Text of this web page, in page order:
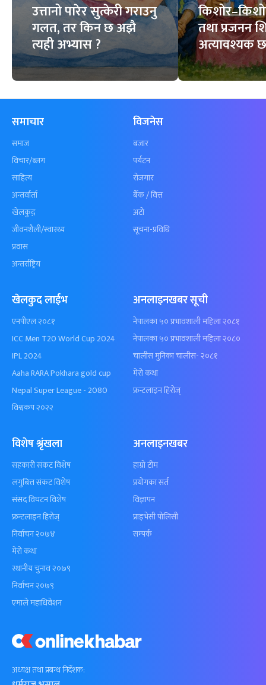
उत्तानो पारेर सुत्केरी गराउनु
गलत, तर किन छ अझै
त्यही अभ्यास ?
तथा प्रजनन
अत्यावश्यक
अध्यक्ष तथा प्रबन्ध निर्देशक:
समाचार
समाज
विचार/ब्लग
साहित्य
अन्तर्वार्ता
खेलकुद़़
जीवनशैली/स्वास्थ्य
प्रवास
अन्तर्राष्ट्रिय
विजनेस
बजार
पर्यटन
रोजगार
बैँक / वित्त
अटो
सूचना-प्रविधि
खेलकुद लाईभ
एनपीएल २०८१
ICC Men T20 World Cup 2024
IPL 2024
Aaha RARA Pokhara gold cup
Nepal Super League - 2080
विश्वकप २०२२
अनलाइनखबर सूची
नेपालका ५० प्रभावशाली महिला २०८१
नेपालका ५० प्रभावशाली महिला २०८०
चालीस मुनिका चालीस- २०८१
मेरो कथा
फ्रन्टलाइन हिरोज्
विशेष श्रृंखला
सहकारी संकट विशेष
लगुबित्त संकट विशेष
संसद विघटन विशेष
फ्रन्टलाइन हिरोज्
निर्वाचन २०७४
मेरो कथा
स्थानीय चुनाव २०७९
निर्वाचन २०७९
एमाले महाधिवेशन
अनलाइनखबर
हाम्रो टीम
प्रयोगका सर्त
विज्ञापन
प्राइभेसी पोलिसी
सम्पर्क